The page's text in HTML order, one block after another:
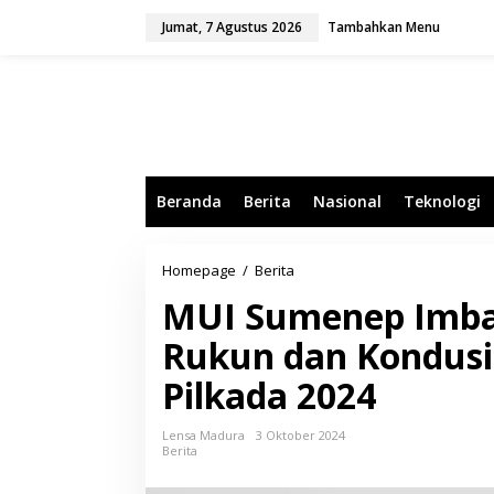
Jumat, 7 Agustus 2026 Tambahkan Menu
Beranda Berita Nasional Teknologi
Homepage / Berita
I
S
u
m
e
n
e
m
MUI Sumenep
Rukun dan
Pilkada 2024
Lensa Madura
3 Oktober 2024
Berita